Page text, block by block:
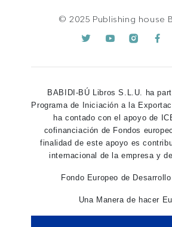
© 2025 Publishing house
BABIDI-BÚ Libros S.L.U. ha
Programa de Iniciación a la
ha contado con el apoyo de
cofinanciación de Fondos
finalidad de este apoyo es
internacional de la empresa y
Fondo Europeo de
Una Manera de hacer